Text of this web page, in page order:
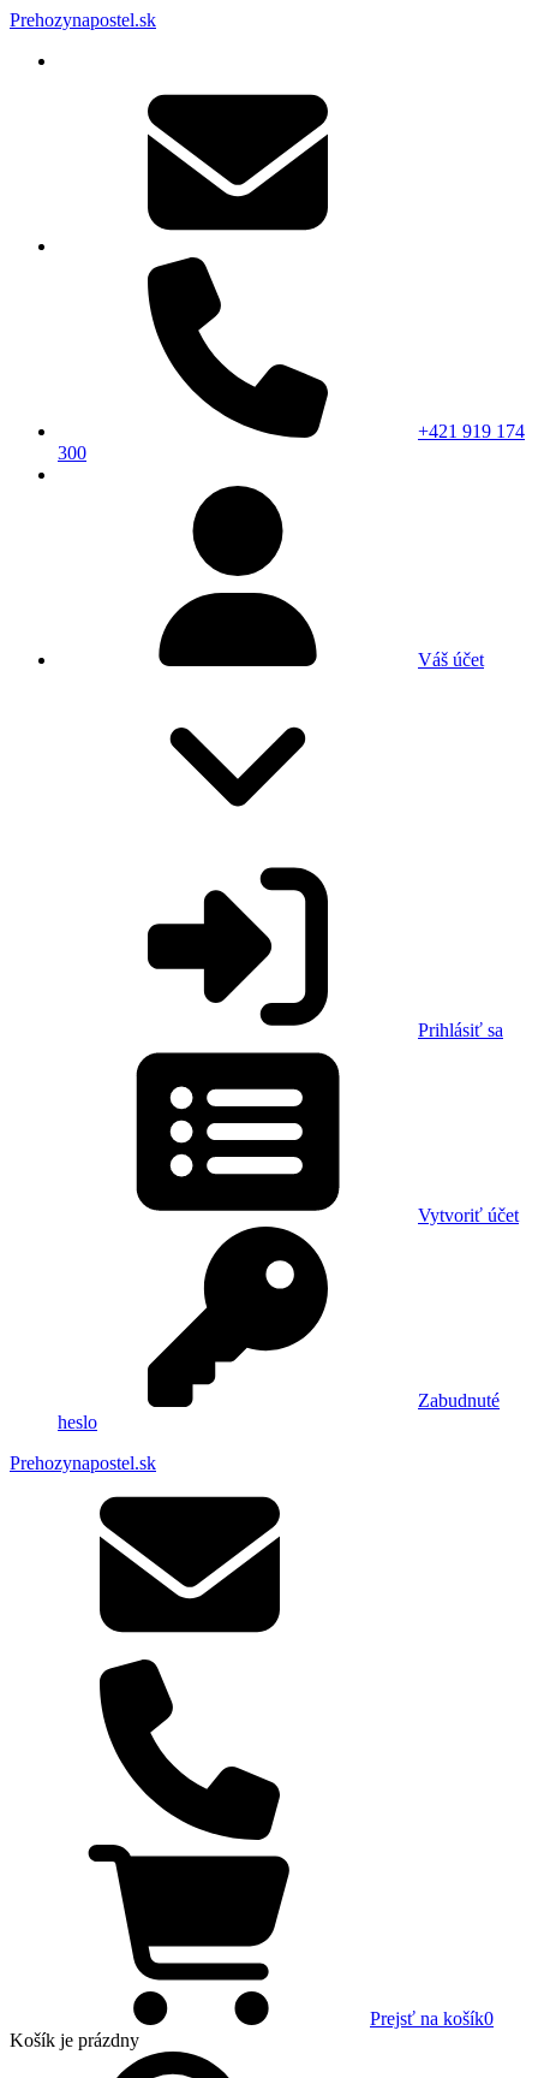
Prehozynapostel.sk
+421 919 174
300
Váš účet
Prihlásiť sa
Vytvoriť účet
Zabudnuté
heslo
Prehozynapostel.sk
Prejsť na košík0
Košík je prázdny